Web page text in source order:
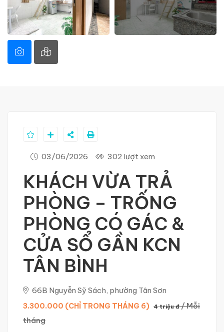
03/06/2026 302 lượt xem
KHÁCH VỪA TRẢ
PHÒNG – TRỐNG
PHÒNG CÓ GÁC &
CỬA SỔ GẦN KCN
TÂN BÌNH
66B Nguyễn Sỹ Sách, phường Tân Sơn
3.300.000 (CHỈ TRONG THÁNG 6) 4 triệu đ / Mỗi
tháng